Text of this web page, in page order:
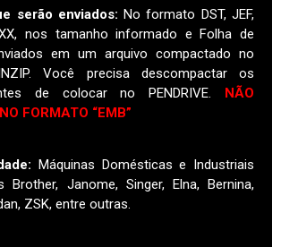
serão enviados: No formato DST, JEF,
nos tamanho informado e Folha de
em um arquivo compactado no
Você precisa descompactar os
de colocar no PENDRIVE. NÃO
FORMATO “EMB”
Máquinas Domésticas e Industriais
Brother, Janome, Singer, Elna, Bernina,
ZSK, entre outras.